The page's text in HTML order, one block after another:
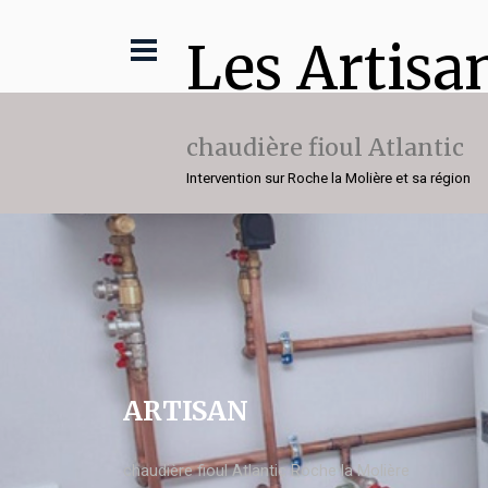
Les
chaudière fioul Atlantic
Intervention sur Roche la Molière et sa région
ARTISAN
chaudière fioul Atlantic Roche la Molière